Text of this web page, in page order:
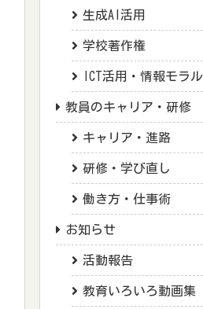
生成AI活用
学校著作権
ICT活用・情報モラル
教員のキャリア・研修
キャリア・進路
研修・学び直し
働き方・仕事術
お知らせ
活動報告
教育いろいろ動画集